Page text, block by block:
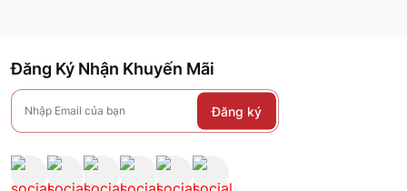
Đăng Ký Nhận Khuyến Mãi
Đăng ký